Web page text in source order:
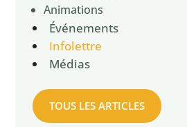
Animations
Événements
Infolettre
Médias
TOUS LES ARTICLES